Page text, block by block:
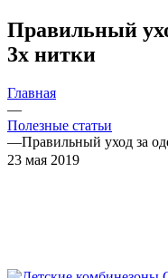
Правильный
3х нитки
Главная
—
Полезные статьи
—Правильный уход за
23 мая 2019